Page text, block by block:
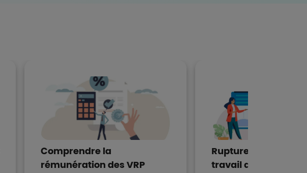
Comprendre la
rémunération des VRP
Rupture du contrat
travail d'un VRP :